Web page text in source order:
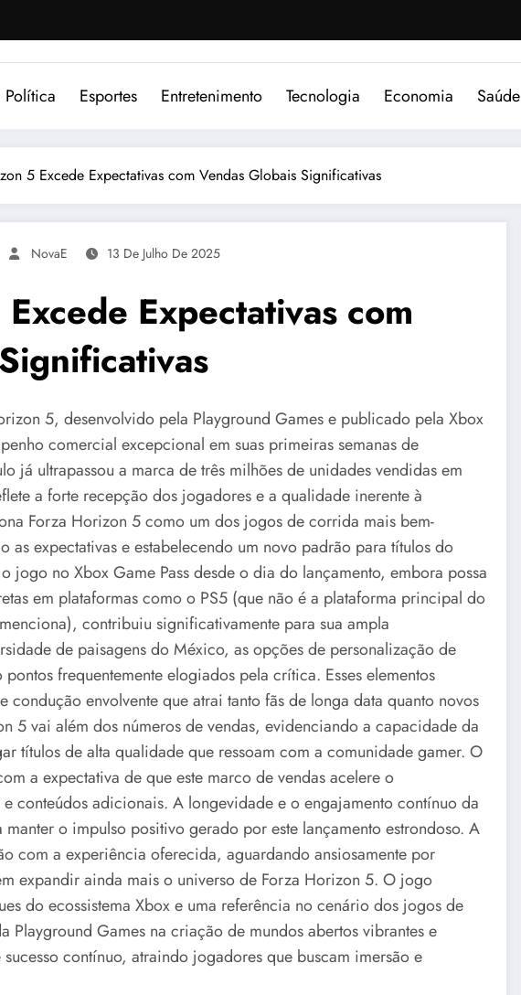
Política Esportes Entretenimento Tecnologia Economia Saúde
5 Excede Expectativas com Vendas Globais Significativas
NovaE 13 De Julho De 2025
Expectativas com
5, desenvolvido pela Playground Games e publicado pela Xbox
comercial excepcional em suas primeiras semanas de
já ultrapassou a marca de três milhões de unidades vendidas em
a forte recepção dos jogadores e a qualidade inerente à
Forza Horizon 5 como um dos jogos de corrida mais bem-
as expectativas e estabelecendo um novo padrão para títulos do
jogo no Xbox Game Pass desde o dia do lançamento, embora possa
em plataformas como o PS5 (que não é a plataforma principal do
contribuiu significativamente para sua ampla
de paisagens do México, as opções de personalização de
frequentemente elogiados pela crítica. Esses elementos
envolvente que atrai tanto fãs de longa data quanto novos
5 vai além dos números de vendas, evidenciando a capacidade da
títulos de alta qualidade que ressoam com a comunidade gamer. O
a expectativa de que este marco de vendas acelere o
e conteúdos adicionais. A longevidade e o engajamento contínuo da
o impulso positivo gerado por este lançamento estrondoso. A
com a experiência oferecida, aguardando ansiosamente por
expandir ainda mais o universo de Forza Horizon 5. O jogo
do ecossistema Xbox e uma referência no cenário dos jogos de
Playground Games na criação de mundos abertos vibrantes e
contínuo, atraindo jogadores que buscam imersão e